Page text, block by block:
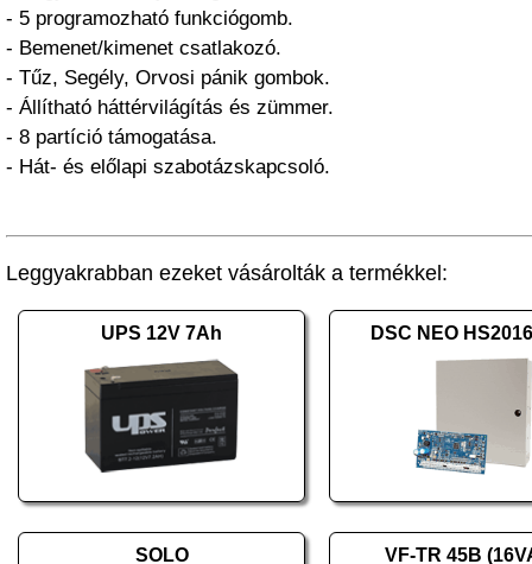
- 5 programozható funkciógomb.
- Bemenet/kimenet csatlakozó.
- Tűz, Segély, Orvosi pánik gombok.
- Állítható háttérvilágítás és zümmer.
- 8 partíció támogatása.
- Hát- és előlapi szabotázskapcsoló.
Leggyakrabban ezeket vásárolták a termékkel:
UPS 12V 7Ah DSC NEO
SOLO VF-TR 45B